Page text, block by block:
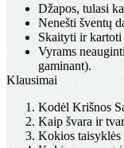
Džapos, tulasi
Nenešti šventų
Skaityti ir
Vyrams
gaminant).
Klausimai
Kodėl Krišnos
Kaip švara ir
Kokios taisyklės